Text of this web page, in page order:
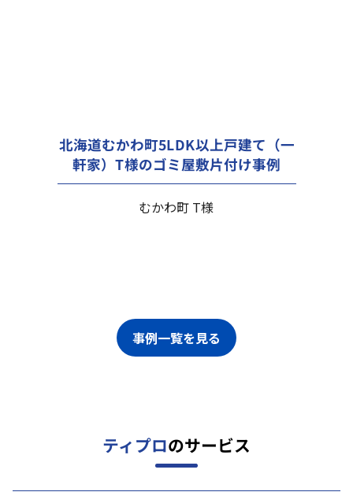
北海道むかわ町5LDK以上戸建て（一
軒家）T様のゴミ屋敷片付け事例
むかわ町 T様
事例一覧を見る
ティプロのサービス